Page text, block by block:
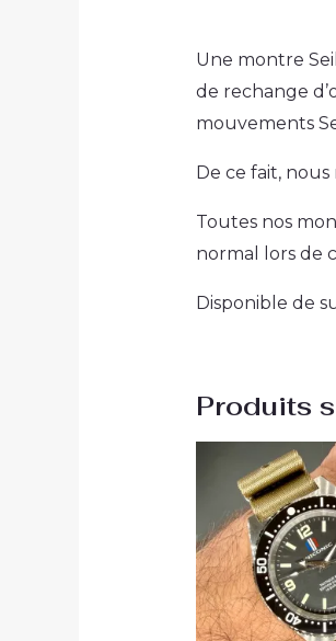
Une montre
de rechange
mouvements
De ce fait,
Toutes nos
normal lors de
Disponible de
Produits